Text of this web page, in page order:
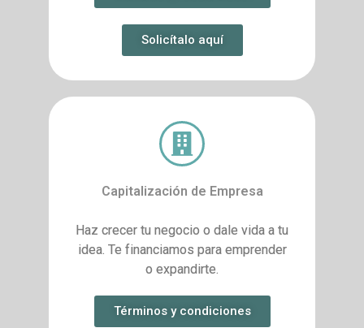
Solicítalo aquí
Capitalización de Empresa
Haz crecer tu negocio o dale vida a tu
idea. Te financiamos para emprender
o expandirte.
Términos y condiciones